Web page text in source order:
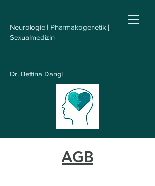
Neurologie | Pharmakogenetik |
Sexualmedizin
Dr. Bettina Dangl
AGB